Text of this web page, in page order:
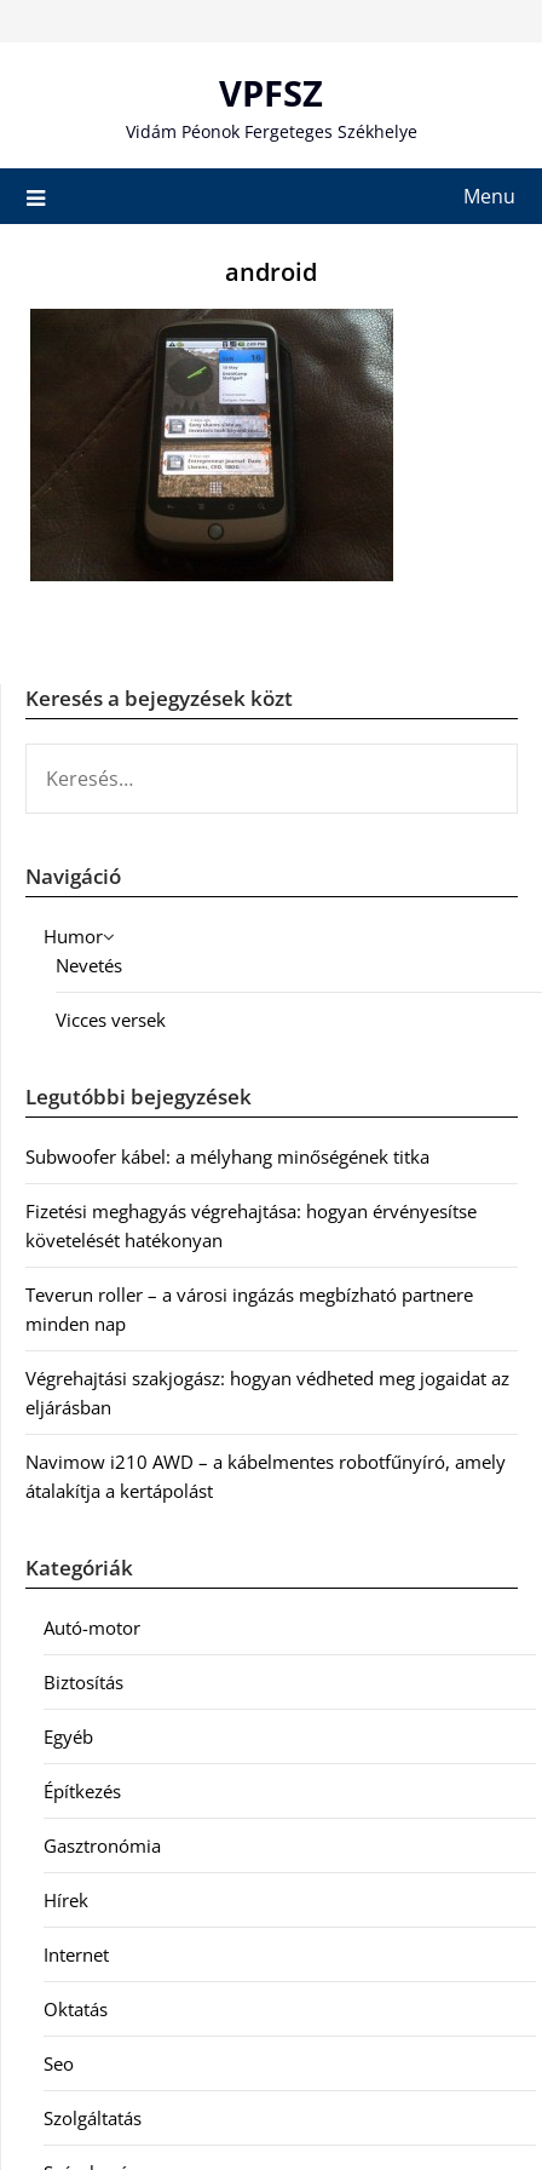
VPFSZ
Vidám Péonok Fergeteges Székhelye
Menu
android
Keresés a bejegyzések közt
Navigáció
Humor
Nevetés
Vicces versek
Legutóbbi bejegyzések
Subwoofer kábel: a mélyhang minőségének titka
Fizetési meghagyás végrehajtása: hogyan érvényesítse
követelését hatékonyan
Teverun roller – a városi ingázás megbízható partnere
minden nap
Végrehajtási szakjogász: hogyan védheted meg jogaidat az
eljárásban
Navimow i210 AWD – a kábelmentes robotfűnyíró, amely
átalakítja a kertápolást
Kategóriák
Autó-motor
Biztosítás
Egyéb
Építkezés
Gasztronómia
Hírek
Internet
Oktatás
Seo
Szolgáltatás